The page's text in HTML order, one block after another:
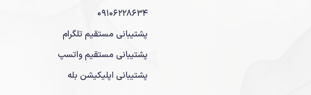
09106228634
پشتیبانی مستقیم تلگرام
پشتیبانی مستقیم واتسپ
پشتیبانی اپلیکیشن بله